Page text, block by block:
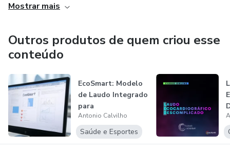
programa conjunto da Universidade de São Paulo (USP) e
IDPC, com foco em Medicina, Tecnologia e Intervenção em
Cardiologia.
Ele desempenha um papel ativo na formação de centenas
de alunos e é amplamente reconhecido como uma
referência nacional em Ecocardiografia avançada. Com
várias publicações internacionais relevantes e uma
presença frequente como palestrante em congressos de
Mostrar mais
Outros produtos de quem criou esse
conteúdo
EcoSmart: Modelo
de Laudo Integrado
para
Ecocardiografia
em...
Antonio Calvilho
Saúde e Esportes